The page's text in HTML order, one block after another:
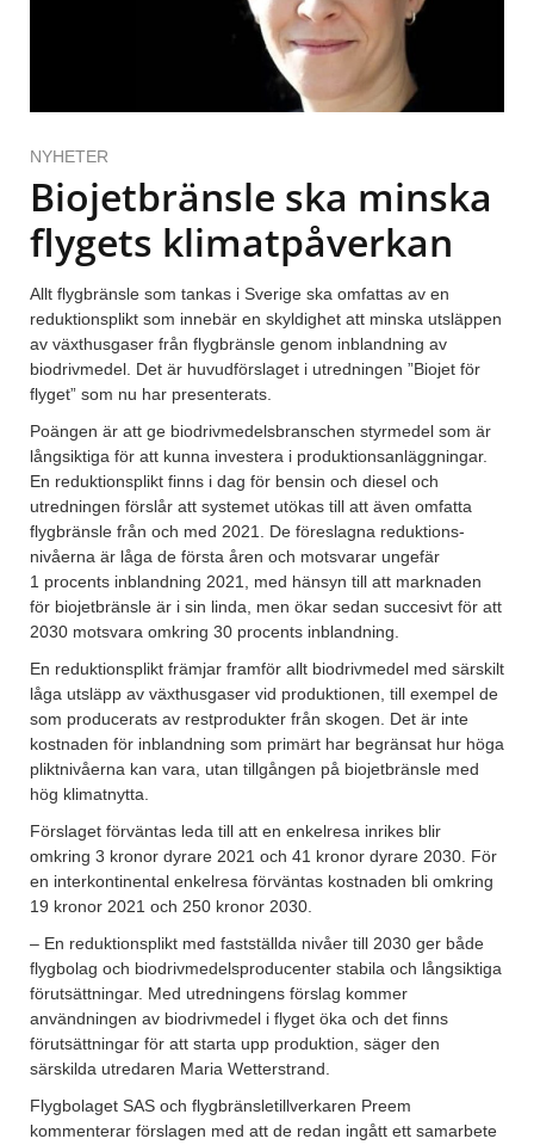
NYHETER
Biojetbränsle ska minska
flygets klimatpåverkan
Allt flygbränsle som tankas i Sverige ska omfattas av en
reduktionsplikt som innebär en skyldighet att minska utsläppen
av växthusgaser från flygbränsle genom inblandning av
biodrivmedel. Det är huvudförslaget i utredningen ”Biojet för
flyget” som nu har presenterats.
Poängen är att ge biodrivmedelsbranschen styrmedel som är
långsiktiga för att kunna investera i produktionsanläggningar.
En reduktionsplikt finns i dag för bensin och diesel och
utredningen förslår att systemet utökas till att även omfatta
flygbränsle från och med 2021. De föreslagna reduktions­
nivåerna är låga de första åren och motsvarar ungefär
1 procents inblandning 2021, med hänsyn till att marknaden
för biojetbränsle är i sin linda, men ökar sedan succesivt för att
2030 motsvara omkring 30 procents inblandning.
En reduktions­plikt främjar framför allt biodrivmedel med särskilt
låga utsläpp av växthusgaser vid produktionen, till exempel de
som producerats av restprodukter från skogen. Det är inte
kostnaden för inblandning som primärt har begränsat hur höga
pliktnivåerna kan vara, utan tillgången på biojetbränsle med
hög klimatnytta.
Förslaget förväntas leda till att en enkelresa inrikes blir
omkring 3 kronor dyrare 2021 och 41 kronor dyrare 2030. För
en interkontinental enkelresa förväntas kostnaden bli omkring
19 kronor 2021 och 250 kronor 2030.
– En reduktionsplikt med fastställda nivåer till 2030 ger både
flygbolag och biodrivmedelsproducenter stabila och långsiktiga
förutsättningar. Med utredningens förslag kommer
användningen av biodrivmedel i flyget öka och det finns
förutsättningar för att starta upp produktion, säger den
särskilda utredaren Maria Wetterstrand.
Flygbolaget SAS och flygbränsletillverkaren Preem
kommenterar förslagen med att de redan ingått ett samarbete